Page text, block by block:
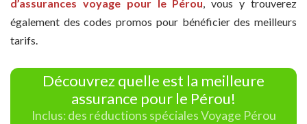
d’assurances voyage pour le Pérou, vous y trouverez
également des codes promos pour bénéficier des meilleurs
tarifs.
Découvrez quelle est la meilleure
assurance pour le Pérou!
Inclus: des réductions spéciales Voyage Pérou